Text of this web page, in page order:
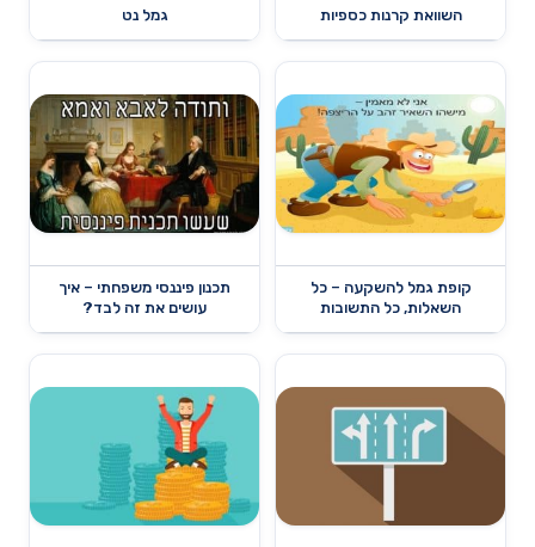
השוואת קרנות כספיות גמל נט
קופת גמל להשקעה – כל
השאלות, כל התשובות
תכנון פיננסי משפחתי – איך
עושים את זה לבד?